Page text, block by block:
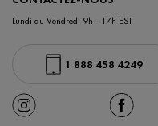
Lundi au Vendredi 9h - 17h EST
1 888 458 4249